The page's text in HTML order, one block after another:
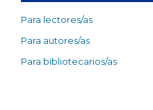
Para lectores/as
Para autores/as
Para bibliotecarios/as